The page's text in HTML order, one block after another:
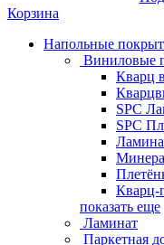
Корзина
Напольные
Виниловые
Кварц
SPC
SPC
Кварц-
показать еще
Ламинат
Паркетная